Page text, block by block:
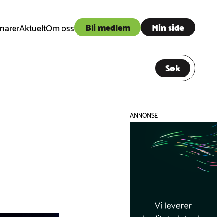
AktueltOm oss Bli medlem Min side
Søk
ANNONSE